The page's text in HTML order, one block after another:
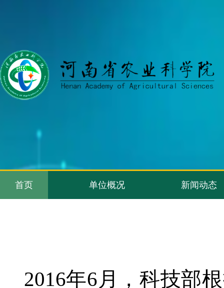
首页 单位概况 新闻动态
2016年6月，科技部